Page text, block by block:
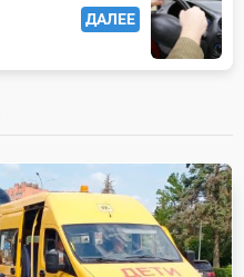
ДАЛЕЕ